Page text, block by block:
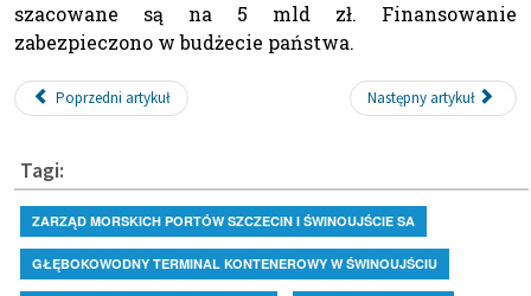
szacowane są na 5 mld zł. Finansowanie
zabezpieczono w budżecie państwa.
Poprzedni artykuł Następny artykuł
Tagi:
ZARZĄD MORSKICH PORTÓW SZCZECIN I ŚWINOUJŚCIE SA
GŁĘBOKOWODNY TERMINAL KONTENEROWY W ŚWINOUJŚCIU